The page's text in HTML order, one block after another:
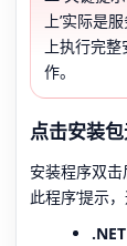
上’实际是
上执行完
作。
点击安装
安装程序双
此程序’提示